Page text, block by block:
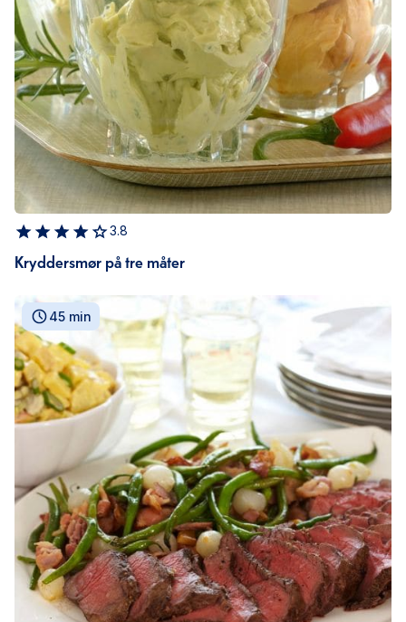
3.8
Kryddersmør på tre måter
45 min